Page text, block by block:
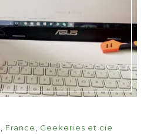
France Geekeries et cie